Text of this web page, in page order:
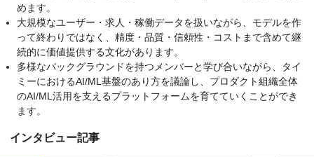
めます。
大規模なユーザー・求人・稼働データを扱いながら、モデルを作
って終わりではなく、精度・品質・信頼性・コストまで含めて継
続的に価値提供する文化があります。
多様なバックグラウンドを持つメンバーと学び合いながら、タイ
ミーにおけるAI/ML基盤のあり方を議論し、プロダクト組織全体
のAI/ML活用を支えるプラットフォームを育てていくことができ
ます。
インタビュー記事